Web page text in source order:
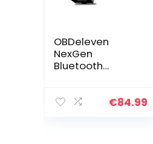
OBDeleven
NexGen
Bluetooth
Car Scanner for
€84.99